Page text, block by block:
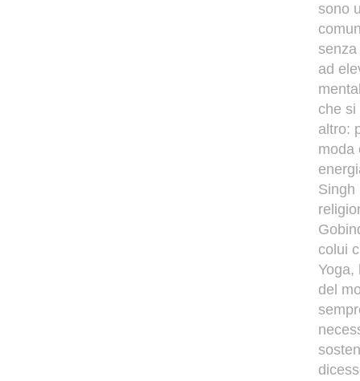
sono
ad
che
altro:
moda
Singh
colui
Yoga,
del